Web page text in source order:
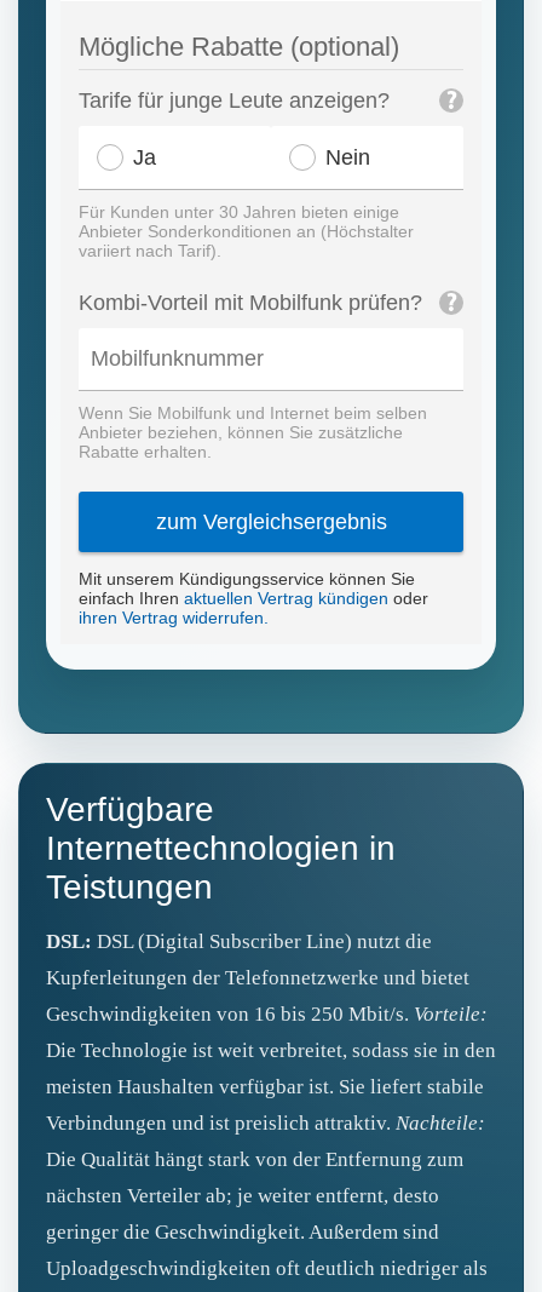
Verfügbare
Internettechnologien in
Teistungen
DSL: DSL (Digital Subscriber Line) nutzt die
Kupferleitungen der Telefonnetzwerke und bietet
Geschwindigkeiten von 16 bis 250 Mbit/s. Vorteile:
Die Technologie ist weit verbreitet, sodass sie in den
meisten Haushalten verfügbar ist. Sie liefert stabile
Verbindungen und ist preislich attraktiv. Nachteile:
Die Qualität hängt stark von der Entfernung zum
nächsten Verteiler ab; je weiter entfernt, desto
geringer die Geschwindigkeit. Außerdem sind
Uploadgeschwindigkeiten oft deutlich niedriger als